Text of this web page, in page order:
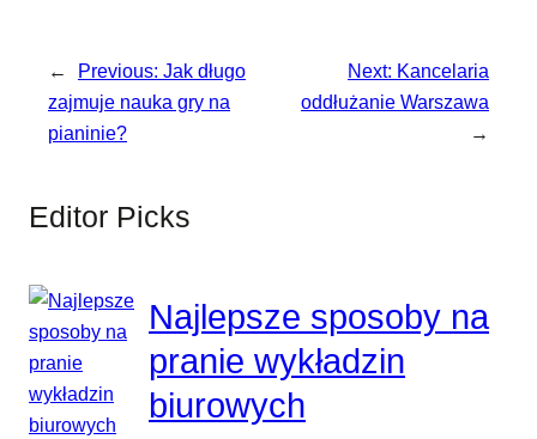
← Previous: Jak długo
zajmuje nauka gry na
pianinie?
Next: Kancelaria
oddłużanie Warszawa
→
Editor Picks
Najlepsze sposoby na
pranie wykładzin
biurowych